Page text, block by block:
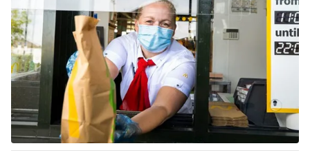
Y tế
Thế giới
Tin tức
Thế giới đó đây
Câu chuyện quốc tế
Kinh tế
Tài chính
Thị trường
Dữ liệu và đời sống